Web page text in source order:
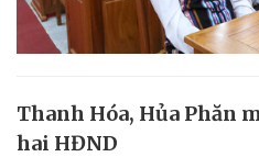
Thanh Hóa, Hủa Phăn
hai HĐND